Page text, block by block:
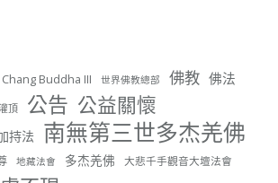
於世界佛教正心會金龜山三寶殿...
言
Buddha III 世界佛教總部 佛教 佛法
頂 公告 公益關懷
持法 南無第三世多杰羌佛
地藏法會 多杰羌佛 大悲千手觀音大壇法會